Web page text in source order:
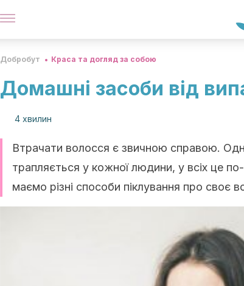
Добробут Краса та догляд за собою
Домашні засоби від
4 хвилин
Втрачати волосся є звичною справою.
трапляється у кожної людини, у всіх це по-
маємо різні способи піклування про своє